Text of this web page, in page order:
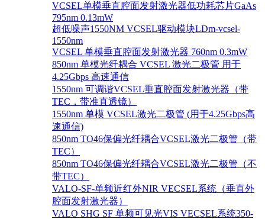
VCSEL单模垂直腔面发射激光器低功耗芯片GaAs
795nm 0.13mW
超低噪声1550NM VCSEL驱动模块LDm-vcsel-
1550nm
VCSEL 单模垂直腔面发射激光器 760nm 0.3mW
850nm 单模光纤耦合 VCSEL 激光二极管 用于
4.25Gbps 高速通信
1550nm 可调谐VCSEL垂直腔面发射激光器（带
TEC，带准直透镜）
1550nm 单模 VCSEL激光二极管 (用于4.25Gbps高
速通信)
850nm TO46保偏光纤耦合VCSEL激光二极管（带
TEC）
850nm TO46保偏光纤耦合VCSEL激光二极管（不
带TEC）
VALO-SF-单频近红外NIR VECSEL系统（垂直外
腔面发射激光器）
VALO SHG SF 单频可见光VIS VECSEL系统350-